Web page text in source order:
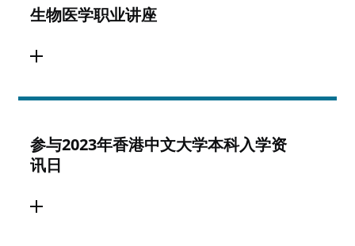
生物医学职业讲座
参与2023年香港中文大学本科入学资
讯日